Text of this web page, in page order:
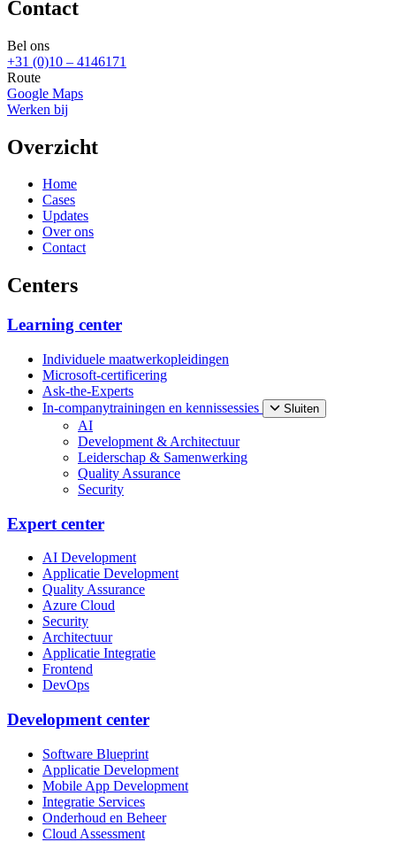
Contact
Bel ons
+31 (0)10 – 4146171
Route
Google Maps
Werken bij
Overzicht
Home
Cases
Updates
Over ons
Contact
Centers
Learning center
Individuele maatwerkopleidingen
Microsoft-certificering
Ask-the-Experts
In-companytrainingen en kennissessies
Sluiten
AI
Development & Architectuur
Leiderschap & Samenwerking
Quality Assurance
Security
Expert center
AI Development
Applicatie Development
Quality Assurance
Azure Cloud
Security
Architectuur
Applicatie Integratie
Frontend
DevOps
Development center
Software Blueprint
Applicatie Development
Mobile App Development
Integratie Services
Onderhoud en Beheer
Cloud Assessment